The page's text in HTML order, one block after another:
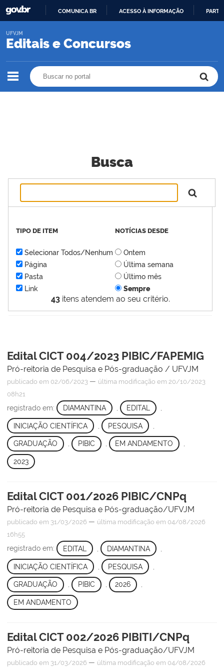
O
COMUNICA BR ACESSO À INFORMAÇÃO
Editais e Concursos
UFVJM
Busca
43itens atendem ao seu critério.
TIPO DE ITEM
Selecionar Todos/Nenhum
Página
Pasta
Link
NOTÍCIAS DESDE
Ontem
Última semana
Último mês
Sempre
Edital CICT 004/2023 PIBIC/FAPEMIG
Pró-reitoria de Pesquisa e Pós-graduação / UFVJM
publicado em 02/06/2023 — última modificação em 20/10/2023
08h21
registrado em: DIAMANTINA EDITAL
INICIAÇÃO CIENTÍFICA PESQUISA
GRADUAÇÃO , PIBIC , EM ANDAMENTO ,
2023
Edital CICT 001/2026 PIBIC/CNPq
Pró-reitoria de Pesquisa e Pós-graduação/UFVJM
publicado em 31/03/2026 — última modificação em 04/08/2026
16h55
registrado em: EDITAL DIAMANTINA
INICIAÇÃO CIENTÍFICA PESQUISA
GRADUAÇÃO , PIBIC , 2026 ,
EM ANDAMENTO
Edital CICT 002/2026 PIBITI/CNPq
Pró-reitoria de Pesquisa e Pós-graduação/UFVJM
publicado em 31/03/2026 — última modificação em 04/08/2026